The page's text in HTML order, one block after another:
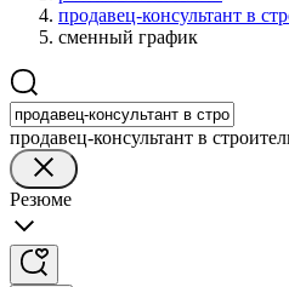
продавец-консультант в
сменный график
продавец-консультант в
Резюме